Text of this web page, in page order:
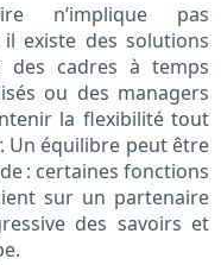
n’implique pas
existe des solutions
des cadres à temps
ou des managers
la flexibilité tout
Un équilibre peut être
: certaines fonctions
sur un partenaire
des savoirs et